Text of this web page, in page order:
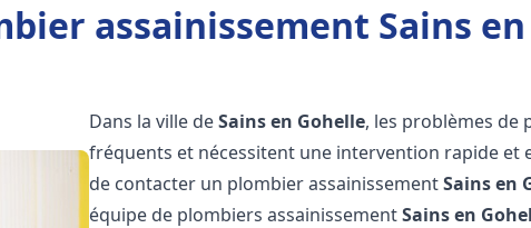
assainissement Sains
Dans la ville deSains en Gohelle, les problèmes de
fréquents et nécessitent une intervention rapide et
de contacter un plombier assainissementSains en
équipe de plombiers assainissementSains en